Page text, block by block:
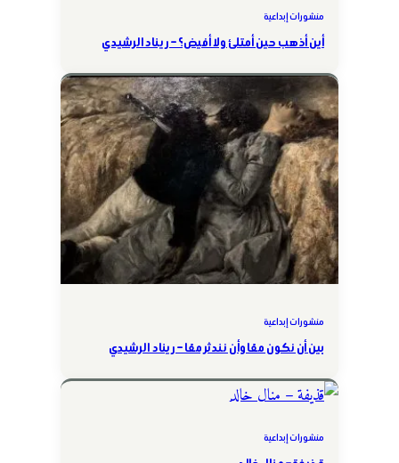
منشورات إبداعية
أين أذهب حين أمتلئ ولا أفيض؟ – ريناد الرشيدي
منشورات إبداعية
بين أن نكون معًا وأن نندثر معًا – ريناد الرشيدي
منشورات إبداعية